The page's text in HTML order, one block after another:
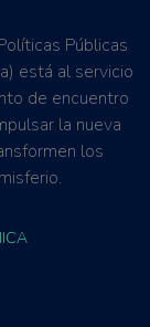
Públicas
está al servicio
de encuentro
la nueva
los